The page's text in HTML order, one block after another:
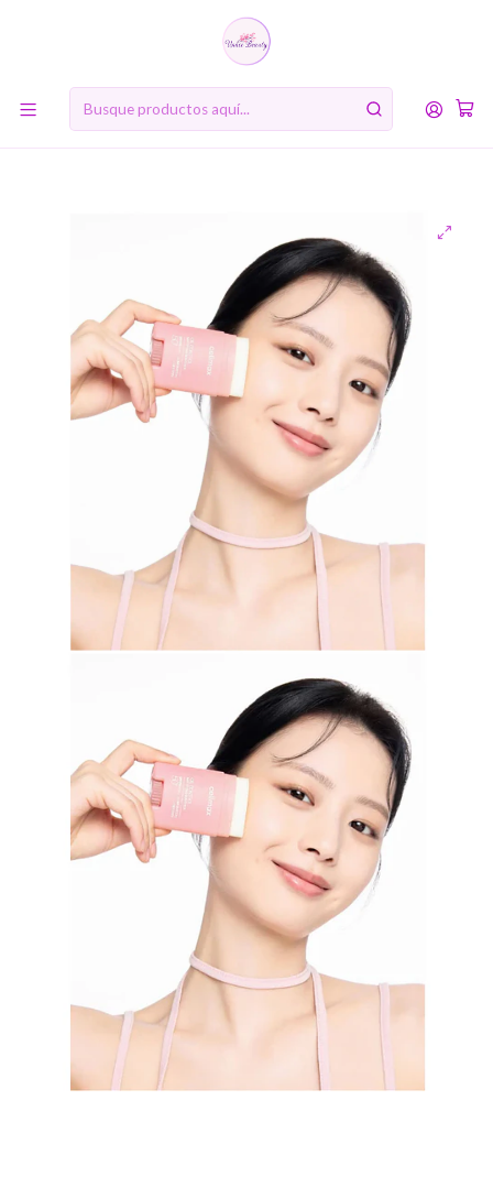
10% de descuento en tu primera compra online. Código: BIENVENIDA10
RUTINA DE BELLEZA COREANA
Sexto paso: Protector Solar
Oil Control Mattifying Sun Stick (Celimax) - 19g - Protector